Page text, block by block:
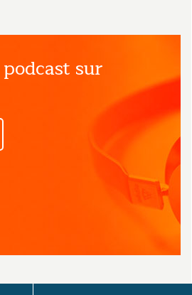
des emails
d'Orient.
sur